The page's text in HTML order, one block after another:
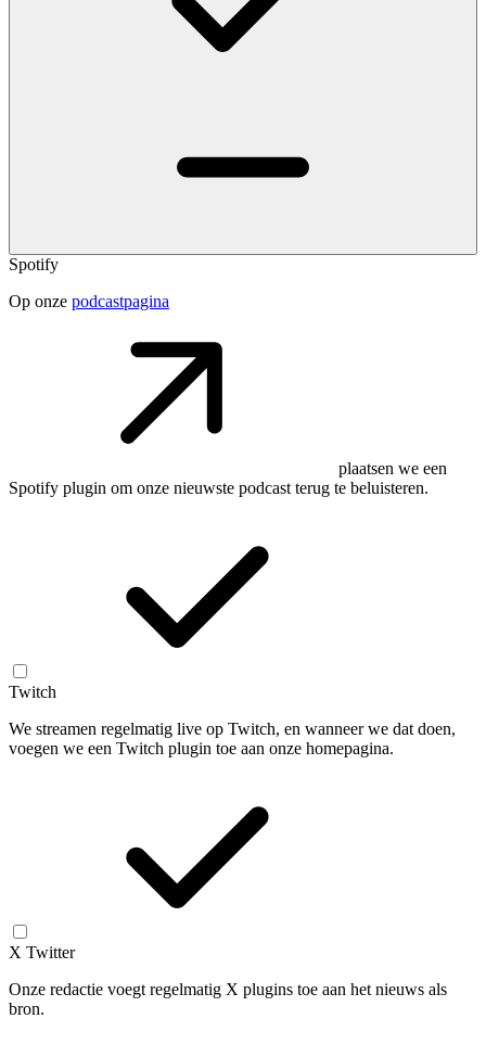
Spotify
Op onze podcastpagina
plaatsen we een
Spotify plugin om onze nieuwste podcast terug te beluisteren.
Twitch
We streamen regelmatig live op Twitch, en wanneer we dat doen,
voegen we een Twitch plugin toe aan onze homepagina.
X Twitter
Onze redactie voegt regelmatig X plugins toe aan het nieuws als
bron.